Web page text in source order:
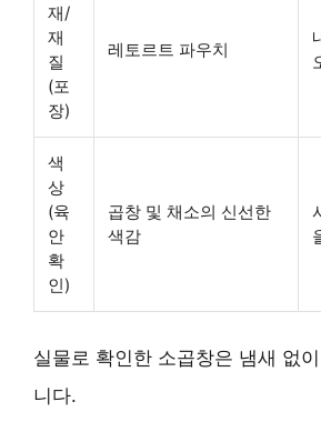
재/
재
질
(포
장)
레토르트 파우치
색
상
(육
안
확
인)
곱창 및 채소의 신선한
색감
실물로 확인한 소곱창은 냄새 없
니다.